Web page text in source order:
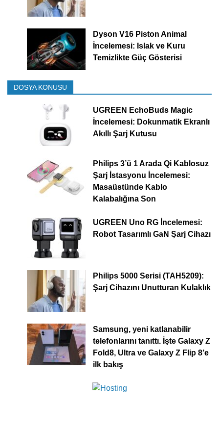
Dyson V16 Piston Animal
İncelemesi: Islak ve Kuru
Temizlikte Güç Gösterisi
DOSYA KONUSU
UGREEN EchoBuds Magic
İncelemesi: Dokunmatik Ekranlı
Akıllı Şarj Kutusu
Philips 3’ü 1 Arada Qi Kablosuz
Şarj İstasyonu İncelemesi:
Masaüstünde Kablo
Kalabalığına Son
UGREEN Uno RG İncelemesi:
Robot Tasarımlı GaN Şarj Cihazı
Philips 5000 Serisi (TAH5209):
Şarj Cihazını Unutturan Kulaklık
Samsung, yeni katlanabilir
telefonlarını tanıttı. İşte Galaxy Z
Fold8, Ultra ve Galaxy Z Flip 8’e
ilk bakış